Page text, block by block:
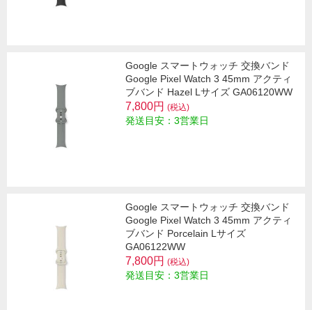
Google スマートウォッチ 交換バンド
Google Pixel Watch 3 45mm アクティ
ブバンド Hazel Lサイズ GA06120WW
7,800円 (税込)
発送目安：3営業日
Google スマートウォッチ 交換バンド
Google Pixel Watch 3 45mm アクティ
ブバンド Porcelain Lサイズ
GA06122WW
7,800円 (税込)
発送目安：3営業日